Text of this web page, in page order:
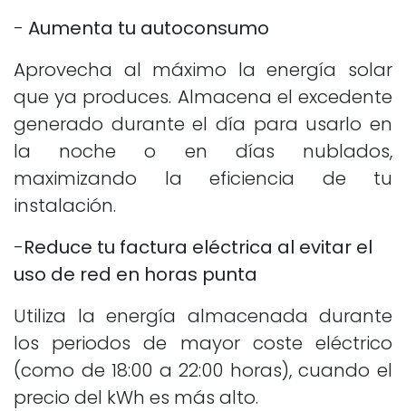
- Aumenta tu autoconsumo
Aprovecha al máximo la energía solar
que ya produces. Almacena el excedente
generado durante el día para usarlo en
la noche o en días nublados,
maximizando la eficiencia de tu
instalación.
-Reduce tu factura eléctrica al evitar el
uso de red en horas punta
Utiliza la energía almacenada durante
los periodos de mayor coste eléctrico
(como de 18:00 a 22:00 horas), cuando el
precio del kWh es más alto.